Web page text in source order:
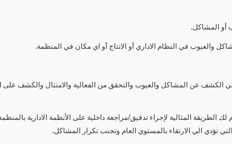
أو المشاكل.
في النظام الاداري أو الانتاج أو اي مكان في المنظمة.
الكشف عن المشاكل والعيوب والتحقق من الفعالية والامتثال والكشف
المثالية لإجراء تدقيق/مراجعة داخلية على الأنظمة الادارية
تؤدي الي الارتقاء بالمستوي العام وتجنب تكرار المشاكل.